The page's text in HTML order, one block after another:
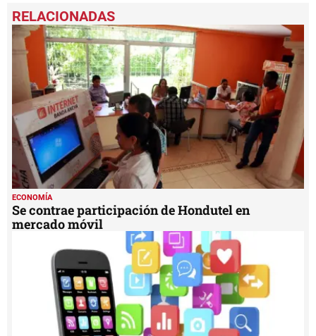
seconds
of
1
minute,
seconds
ECONOMÍA
Se contrae participación de Hondutel en
mercado móvil